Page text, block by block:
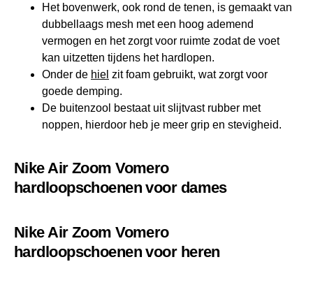
Het bovenwerk, ook rond de tenen, is gemaakt van
dubbellaags mesh met een hoog ademend
vermogen en het zorgt voor ruimte zodat de voet
kan uitzetten tijdens het hardlopen.
Onder de hiel zit foam gebruikt, wat zorgt voor
goede demping.
De buitenzool bestaat uit slijtvast rubber met
noppen, hierdoor heb je meer grip en stevigheid.
Nike Air Zoom Vomero
hardloopschoenen voor dames
Nike Air Zoom Vomero
hardloopschoenen voor heren